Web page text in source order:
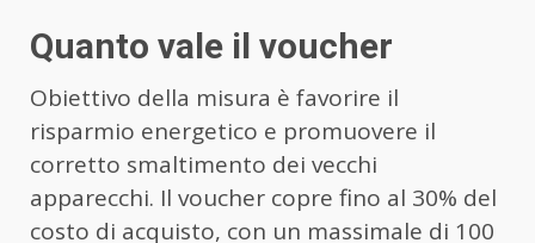
Quanto vale il voucher
Obiettivo della misura è favorire il
risparmio energetico e promuovere il
corretto smaltimento dei vecchi
apparecchi. Il voucher copre fino al 30% del
costo di acquisto, con un massimale di 100